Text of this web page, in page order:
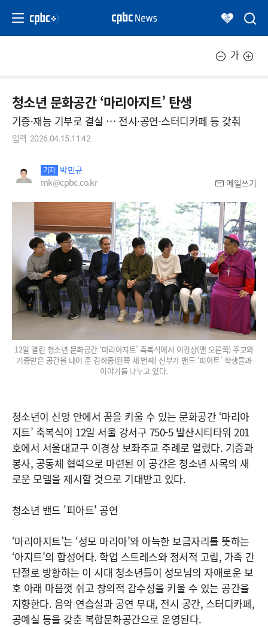
가
청소년 문화공간 ‘마리아지트’ 탄생
기증·재능 기부로 결실 … 전시·공연·스터디카페 등 갖춰
입력 2026.04.15.11:42
기자 박민규
mk@cpbc.co.kr
메일쓰기
12일 열린 청소년 문화공간 ‘마리아지트’ 축복식에서 이경상(맨 오른쪽) 주교와
기증받은 공간을 내어 준 김하종(왼쪽 세 번째) 신부가 밴드 ‘피아트’ 학생들과
이야기를 나누고 있다.
청소년이 신앙 안에서 꿈을 키울 수 있는 문화공간 ‘마리아
지트’ 축복식이 12일 서울 강서구 750-5 발산시티타워 201
호에서 서울대교구 이경상 보좌주교 주례로 열렸다. 기증과
봉사, 공동체 협력으로 마련된 이 공간은 청소년 사목의 새
로운 모델을 제시할 것으로 기대받고 있다.
청소년 밴드 '피아트' 공연
‘마리아지트’는 ‘성모 마리아’와 아늑한 보금자리를 뜻하는
‘아지트’의 합성어다. 학업 스트레스와 정서적 고립, 가족 간
단절로 방황하는 이 시대 청소년들이 성모님의 자애로운 보
호 아래 마음껏 쉬고 창의적 감수성을 키울 수 있는 공간을
지향한다. 음악 연습실과 공연 무대, 전시 공간, 스터디카페,
공예실 등을 갖춘 복합문화공간으로 운영된다.